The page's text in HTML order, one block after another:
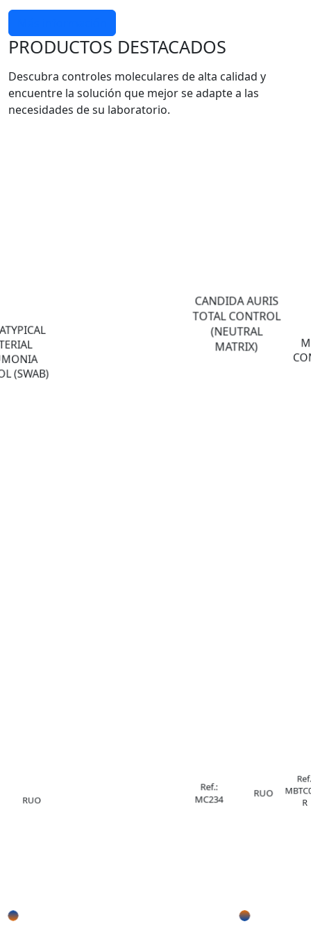
PRODUCTOS DESTACADOS
Descubra controles moleculares de alta calidad y
encuentre la solución que mejor se adapte a las
necesidades de su laboratorio.
(SWAB)
RUO
CANDIDA AURIS
TOTAL CONTROL
(NEUTRAL
MATRIX)
Ref.:
MC234
RUO
R